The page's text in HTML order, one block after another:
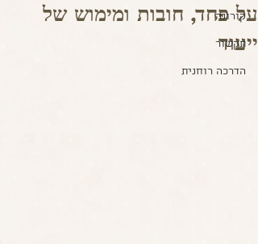
קורונה
תקשור
הדרכה רוחנית
על פחד, חובות ומימוש של
ייעוד